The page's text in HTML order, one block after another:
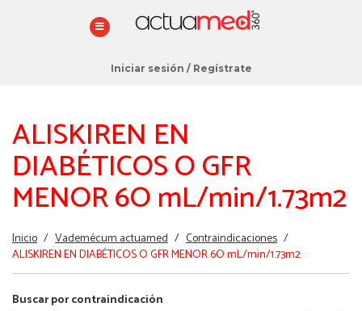
Iniciar sesión / Regístrate
ALISKIREN EN
DIABÉTICOS O GFR
MENOR 6O mL/min/1.73m2
Estás
aquí
Inicio / Vademécum actuamed / Contraindicaciones /
ALISKIREN EN DIABÉTICOS O GFR MENOR 6O mL/min/1.73m2
Buscar por contraindicación